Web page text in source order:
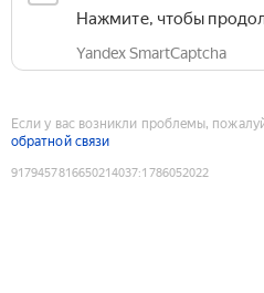
Нажмите, чтобы
Yandex SmartCaptcha
Если у вас возникли проблемы,
обратной связи
9179457816650214037:1786052022